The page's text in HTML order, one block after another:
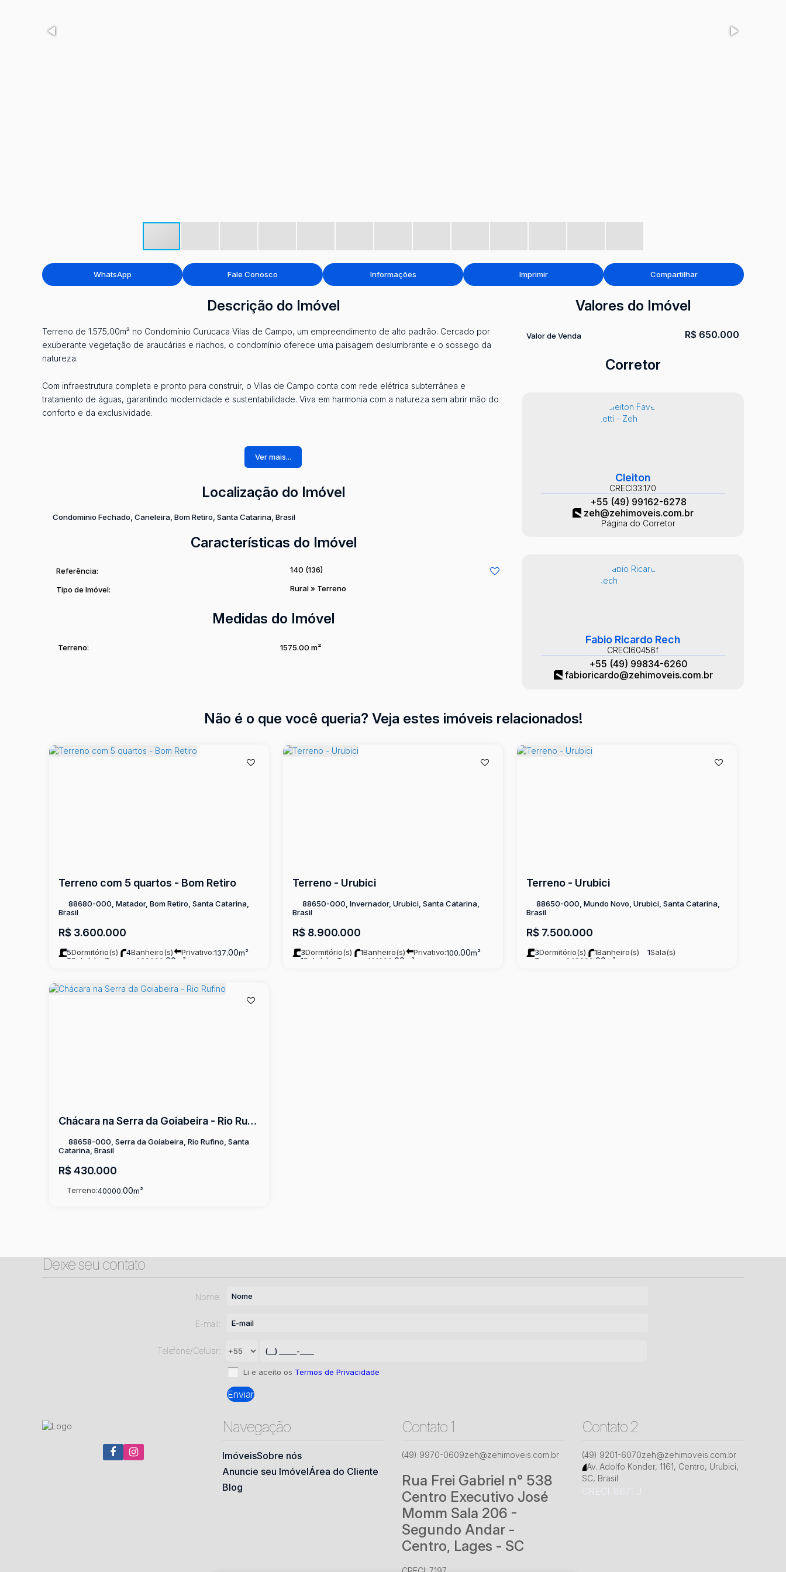
WhatsApp Fale Conosco Informações Imprimir Compartilhar
Descrição do Imóvel
Terreno de 1.575,00m² no Condomínio Curucaca Vilas de Campo, um empreendimento de alto padrão. Cercado por
exuberante vegetação de araucárias e riachos, o condomínio oferece uma paisagem deslumbrante e o sossego da
natureza.
Com infraestrutura completa e pronto para construir, o Vilas de Campo conta com rede elétrica subterrânea e
tratamento de águas, garantindo modernidade e sustentabilidade. Viva em harmonia com a natureza sem abrir mão do
conforto e da exclusividade.
Ver mais...
Localização do Imóvel
Condominio Fechado Caneleira Bom Retiro Santa Catarina Brasil
Características do Imóvel
Referência: 140 (136)
Tipo de Imóvel: Rural» Terreno
Medidas do Imóvel
Terreno: 1575.00 m²
Valores do Imóvel
R$ 650.000
Valor de Venda
Corretor
Cleiton
CRECI33.170
+55 (49) 99162-6278
zeh@zehimoveis.com.br
Página do Corretor
Fabio Ricardo Rech
CRECI60456f
+55 (49) 99834-6260
fabioricardo@zehimoveis.com.br
Não é o que você queria? Veja estes imóveis relacionados!
Terreno com 5 quartos - Bom Retiro
R$ 3.600.000
88680-000, Matador, Bom Retiro, Santa Catarina,
Brasil
5Dormitório(s) 4Banheiro(s) Privativo:137.00m²
2Sala(s) Terreno: 360000 .00 m²
Terreno - Urubici
R$8.900.000
88650-000, Invernador, Urubici, Santa Catarina,
Brasil
3Dormitório(s) 1Banheiro(s) Privativo:100.00m²
1Sala(s) Terreno: 101000 .00 m²
Terreno - Urubici
R$7.500.000
88650-000, Mundo Novo, Urubici, Santa Catarina,
Brasil
3Dormitório(s) 1Banheiro(s) 1Sala(s)
Terreno:
248000 .00 m²
Chácara na Serra da Goiabeira - Rio Rufino
R$430.000
88658-000, Serra da Goiabeira, Rio Rufino, Santa
Catarina, Brasil
Terreno:40000.00m²
Deixe seu contato
Nome:
E-mail:
Telefone/Celular:
Li e aceito os Termos de Privacidade
Navegação
ImóveisSobre nós
Anuncie seu ImóvelÁrea do Cliente
Blog
Contato 1
(49) 9970-0609zeh@zehimoveis.com.br
Rua Frei Gabriel n° 538
Centro Executivo José
Momm Sala 206 -
Segundo Andar -
Centro, Lages - SC
Contato 2
(49) 9201-6070zeh@zehimoveis.com.br
Av. Adolfo Konder, 1161, Centro, Urubici,
SC, Brasil
CRECI: 8671 J